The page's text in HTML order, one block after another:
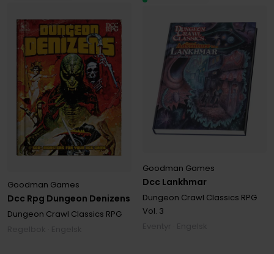
Dcc Rpg Dungeon Denizens
Goodman Games
Dungeon Crawl Classics RPG
Dcc Lankhmar
Goodman Games
Dungeon Crawl Classics RPG
Vol. 3